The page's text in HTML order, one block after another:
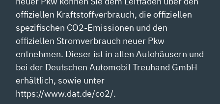
offiziellen Kraftstoffverbrauch, die offiziellen
spezifischen CO2-Emissionen und den
offiziellen Stromverbrauch neuer Pkw
entnehmen. Dieser ist in allen Autohäusern und
bei der Deutschen Automobil Treuhand GmbH
erhältlich, sowie unter
https://www.dat.de/co2/.